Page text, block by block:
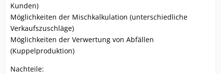
Kunden)
Möglichkeiten der Mischkalkulation (unterschiedliche
Verkaufszuschläge)
Möglichkeiten der Verwertung von Abfällen
(Kuppelproduktion)
Nachteile: